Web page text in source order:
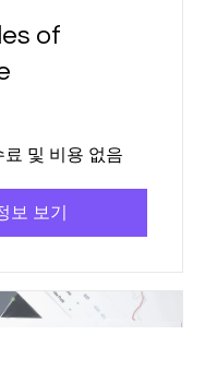
of
및 비용 없음
보 보기